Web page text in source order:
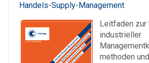
Handels-Supply-Management
Leitfaden zur
industrieller
methoden